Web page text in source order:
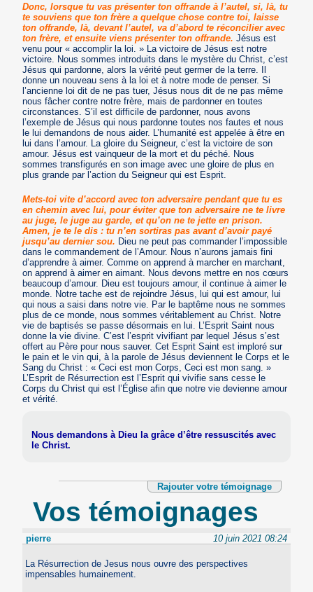
Donc, lorsque tu vas présenter ton offrande à l’autel, si, là, tu
te souviens que ton frère a quelque chose contre toi, laisse
ton offrande, là, devant l’autel, va d’abord te réconcilier avec
ton frère, et ensuite viens présenter ton offrande. Jésus est
venu pour « accomplir la loi. » La victoire de Jésus est notre
victoire. Nous sommes introduits dans le mystère du Christ, c’est
Jésus qui pardonne, alors la vérité peut germer de la terre. Il
donne un nouveau sens à la loi et à notre mode de penser. Si
l’ancienne loi dit de ne pas tuer, Jésus nous dit de ne pas même
nous fâcher contre notre frère, mais de pardonner en toutes
circonstances. S’il est difficile de pardonner, nous avons
l’exemple de Jésus qui nous pardonne toutes nos fautes et nous
le lui demandons de nous aider. L’humanité est appelée à être en
lui dans l’amour. La gloire du Seigneur, c’est la victoire de son
amour. Jésus est vainqueur de la mort et du péché. Nous
sommes transfigurés en son image avec une gloire de plus en
plus grande par l’action du Seigneur qui est Esprit.
Mets-toi vite d’accord avec ton adversaire pendant que tu es
en chemin avec lui, pour éviter que ton adversaire ne te livre
au juge, le juge au garde, et qu’on ne te jette en prison.
Amen, je te le dis : tu n’en sortiras pas avant d’avoir payé
jusqu’au dernier sou. Dieu ne peut pas commander l’impossible
dans le commandement de l’Amour. Nous n’aurons jamais fini
d’apprendre à aimer. Comme on apprend à marcher en marchant,
on apprend à aimer en aimant. Nous devons mettre en nos cœurs
beaucoup d’amour. Dieu est toujours amour, il continue à aimer le
monde. Notre tache est de rejoindre Jésus, lui qui est amour, lui
qui nous a saisi dans notre vie. Par le baptême nous ne sommes
plus de ce monde, nous sommes véritablement au Christ. Notre
vie de baptisés se passe désormais en lui. L’Esprit Saint nous
donne la vie divine. C’est l’esprit vivifiant par lequel Jésus s’est
offert au Père pour nous sauver. Cet Esprit Saint est imploré sur
le pain et le vin qui, à la parole de Jésus deviennent le Corps et le
Sang du Christ : « Ceci est mon Corps, Ceci est mon sang. »
L’Esprit de Résurrection est l’Esprit qui vivifie sans cesse le
Corps du Christ qui est l’Église afin que notre vie devienne amour
et vérité.
Nous demandons à Dieu la grâce d’être ressuscités avec
le Christ.
Rajouter votre témoignage
Vos témoignages
pierre 10 juin 2021 08:24
La Résurrection de Jesus nous ouvre des perspectives
impensables humainement.